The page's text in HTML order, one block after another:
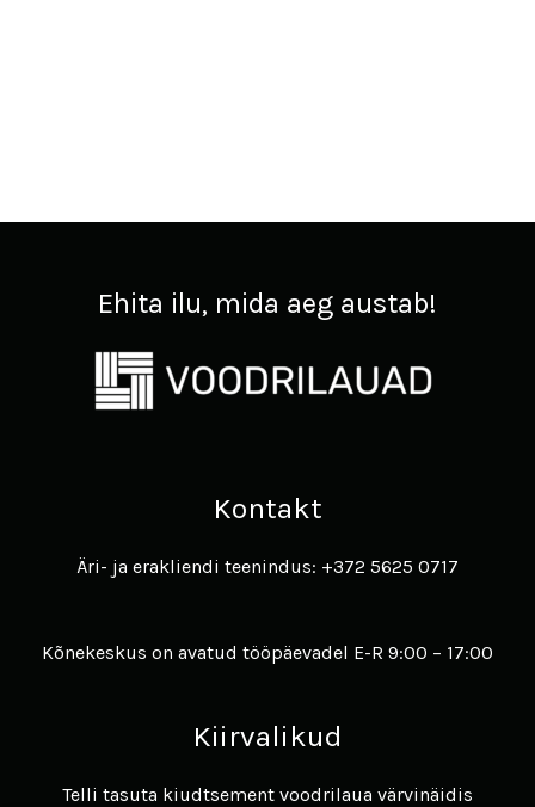
Ehita ilu, mida aeg austab!
Kontakt
Äri- ja erakliendi teenindus: +372 5625 0717
Kõnekeskus on avatud tööpäevadel E-R 9:00 – 17:00
Kiirvalikud
Telli tasuta kiudtsement voodrilaua värvinäidis